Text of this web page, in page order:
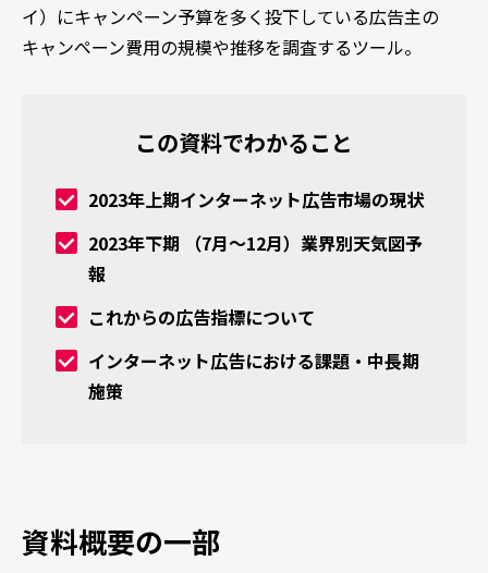
イ）にキャンペーン予算を多く投下している広告主の
キャンペーン費用の規模や推移を調査するツール。
この資料でわかること
2023年上期インターネット広告市場の現状
2023年下期 （7月～12月）業界別天気図予
報
これからの広告指標について
インターネット広告における課題・中長期
施策
資料概要の一部